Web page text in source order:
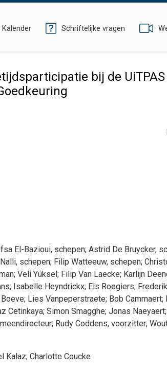
Kalender Schriftelijke vragen
bij de
El-Bazioui, schepen; Astrid De Bruycker,
Nalli, schepen; Filip Watteeuw, schepen;
; Veli Yüksel; Filip Van Laecke; Karlijn
; Isabelle Heyndrickx; Els Roegiers; Frederik
Boeve; Lies Vanpeperstraete; Bob Cammaert;
Cetinkaya; Simon Smagghe; Jonas Naeyaert;
; Rudy Coddens, voorzitter;
Kalaz; Charlotte Coucke